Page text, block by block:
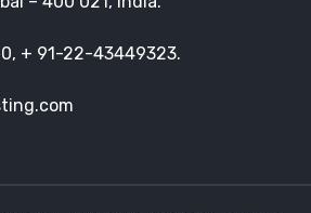
+ 91-22-43449323.